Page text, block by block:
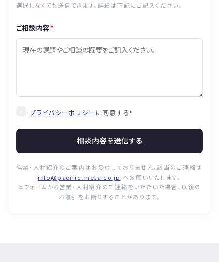
選択しなくても送信できます。詳細は下記にご記入ください。
ご相談内容*
プライバシーポリシー に同意する *
相談内容を送信する
営業・人材紹介のご案内はお受けしておりません。該当のご連絡は
info@pacific-meta.co.jp へお願いいたします。
本フォームから営業・人材紹介のご連絡をいただいた場合、以後の
お取引をお断りすることがあります。